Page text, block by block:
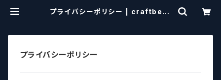
プライバシーポリシー | craftbeer
プライバシーポリシー